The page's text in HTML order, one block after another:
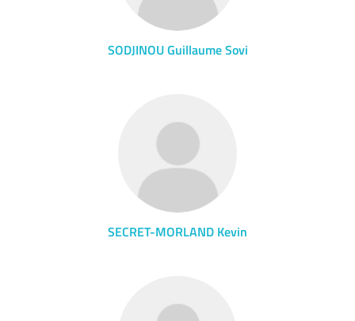
SODJINOU Guillaume Sovi
SECRET-MORLAND Kevin